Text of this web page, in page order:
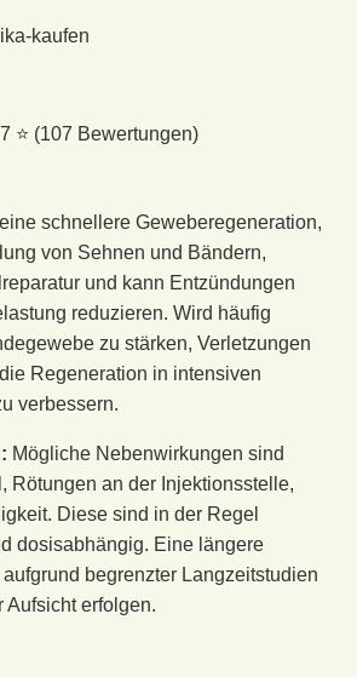
kaufen
⭐ (107 Bewertungen)
schnellere Geweberegeneration,
von Sehnen und Bändern,
und kann Entzündungen
reduzieren. Wird häufig
zu stärken, Verletzungen
Regeneration in intensiven
verbessern.
Mögliche Nebenwirkungen sind
Rötungen an der Injektionsstelle,
Diese sind in der Regel
dosisabhängig. Eine längere
begrenzter Langzeitstudien
Aufsicht erfolgen.